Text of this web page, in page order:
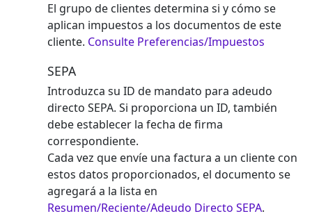
El grupo de clientes determina si y cómo se
aplican impuestos a los documentos de este
cliente. Consulte Preferencias/Impuestos
SEPA
Introduzca su ID de mandato para adeudo
directo SEPA. Si proporciona un ID, también
debe establecer la fecha de firma
correspondiente.
Cada vez que envíe una factura a un cliente con
estos datos proporcionados, el documento se
agregará a la lista en
Resumen/Reciente/Adeudo Directo SEPA.